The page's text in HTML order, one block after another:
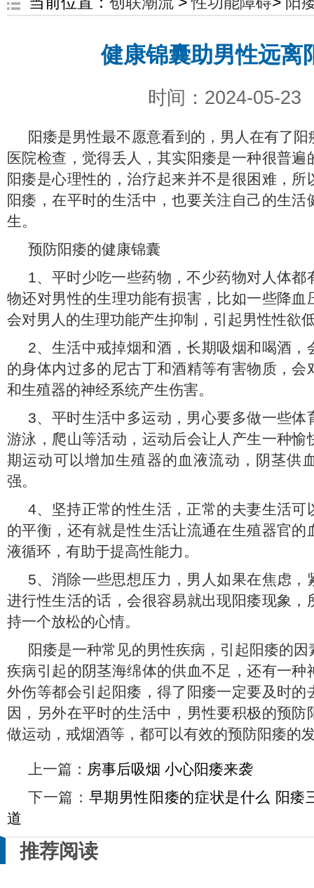
健康锦囊助男性远离
时间：2024-05-23
阳痿是男性最不愿意看到的，男人在有了
医院检查，觉得丢人，其实阳痿是一种很普遍
阳痿是心理性的，治疗起来并不是很困难，所
阳痿，在平时的生活中，也要关注自己的生活
生。
预防阳痿的健康锦囊
1、平时少吃一些药物，不少药物对人体都
物还对男性的生理功能有损害，比如一些降血
会对男人的生理功能产生抑制，引起男性性欲
2、生活中戒掉烟和酒，长期吸烟和喝酒，
的身体内过多的尼古丁和酒精等有害物质，会
和生殖器的神经系统产生伤害。
3、平时生活中多运动，男心要多做一些体
游泳，爬山等活动，运动后会让人产生一种愉
期运动可以增加生殖器的血液流动，阴茎供
强。
4、坚持正常的性生活，正常的夫妻生活可
的平衡，还有就是性生活让流通在生殖器官的
液循环，有助于提高性能力。
5、消除一些思想压力，男人如果在焦虑，
进行性生活的话，会很容易就出现阳痿现象，
持一个放松的心情。
阳痿是一种常见的男性疾病，引起阳痿的
疾病引起的阴茎海绵体的供血不足，还有一种
外伤等都会引起阳痿，得了阳痿一定要及时的
因，另外在平时的生活中，男性要积极的预防
做运动，戒烟酒等，都可以有效的预防阳痿的
上一篇： 房事后吸烟 小心阳痿来袭
下一篇： 早期男性阳痿的症状是什么 阳痿
道
推荐阅读